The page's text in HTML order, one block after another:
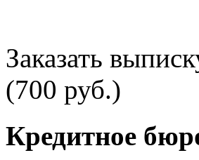
Заказать
(700 руб.)
Кредитное